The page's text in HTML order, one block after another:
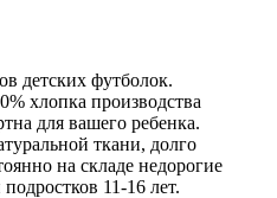
детских футболок.
хлопка производства
для вашего ребенка.
ткани, долго
на складе недорогие
11-16 лет.